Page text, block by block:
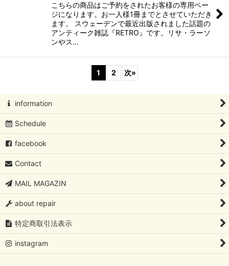
こちらの商品はご予約をされたお客様の専用ペー
ジになります。お一人様1冊までとさせていただき
ます。 スウェーデンで最近出版されました話題の
アンティーク雑誌『RETRO』です。リサ・ラーソ
ンやス…
1 2 次»
information
Schedule
facebook
Contact
MAIL MAGAZIN
about repair
特定商取引法表示
instagram